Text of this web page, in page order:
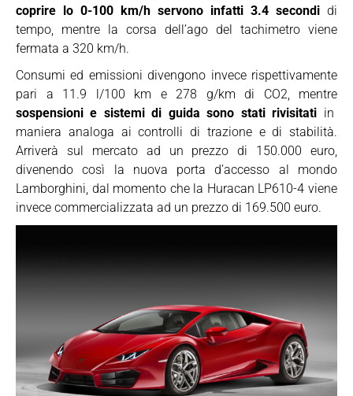
coprire lo 0-100 km/h servono infatti 3.4 secondi di
tempo, mentre la corsa dell’ago del tachimetro viene
fermata a 320 km/h.
Consumi ed emissioni divengono invece rispettivamente
pari a 11.9 l/100 km e 278 g/km di CO2, mentre
sospensioni e sistemi di guida sono stati rivisitati in
maniera analoga ai controlli di trazione e di stabilità.
Arriverà sul mercato ad un prezzo di 150.000 euro,
divenendo così la nuova porta d’accesso al mondo
Lamborghini, dal momento che la Huracan LP610-4 viene
invece commercializzata ad un prezzo di 169.500 euro.